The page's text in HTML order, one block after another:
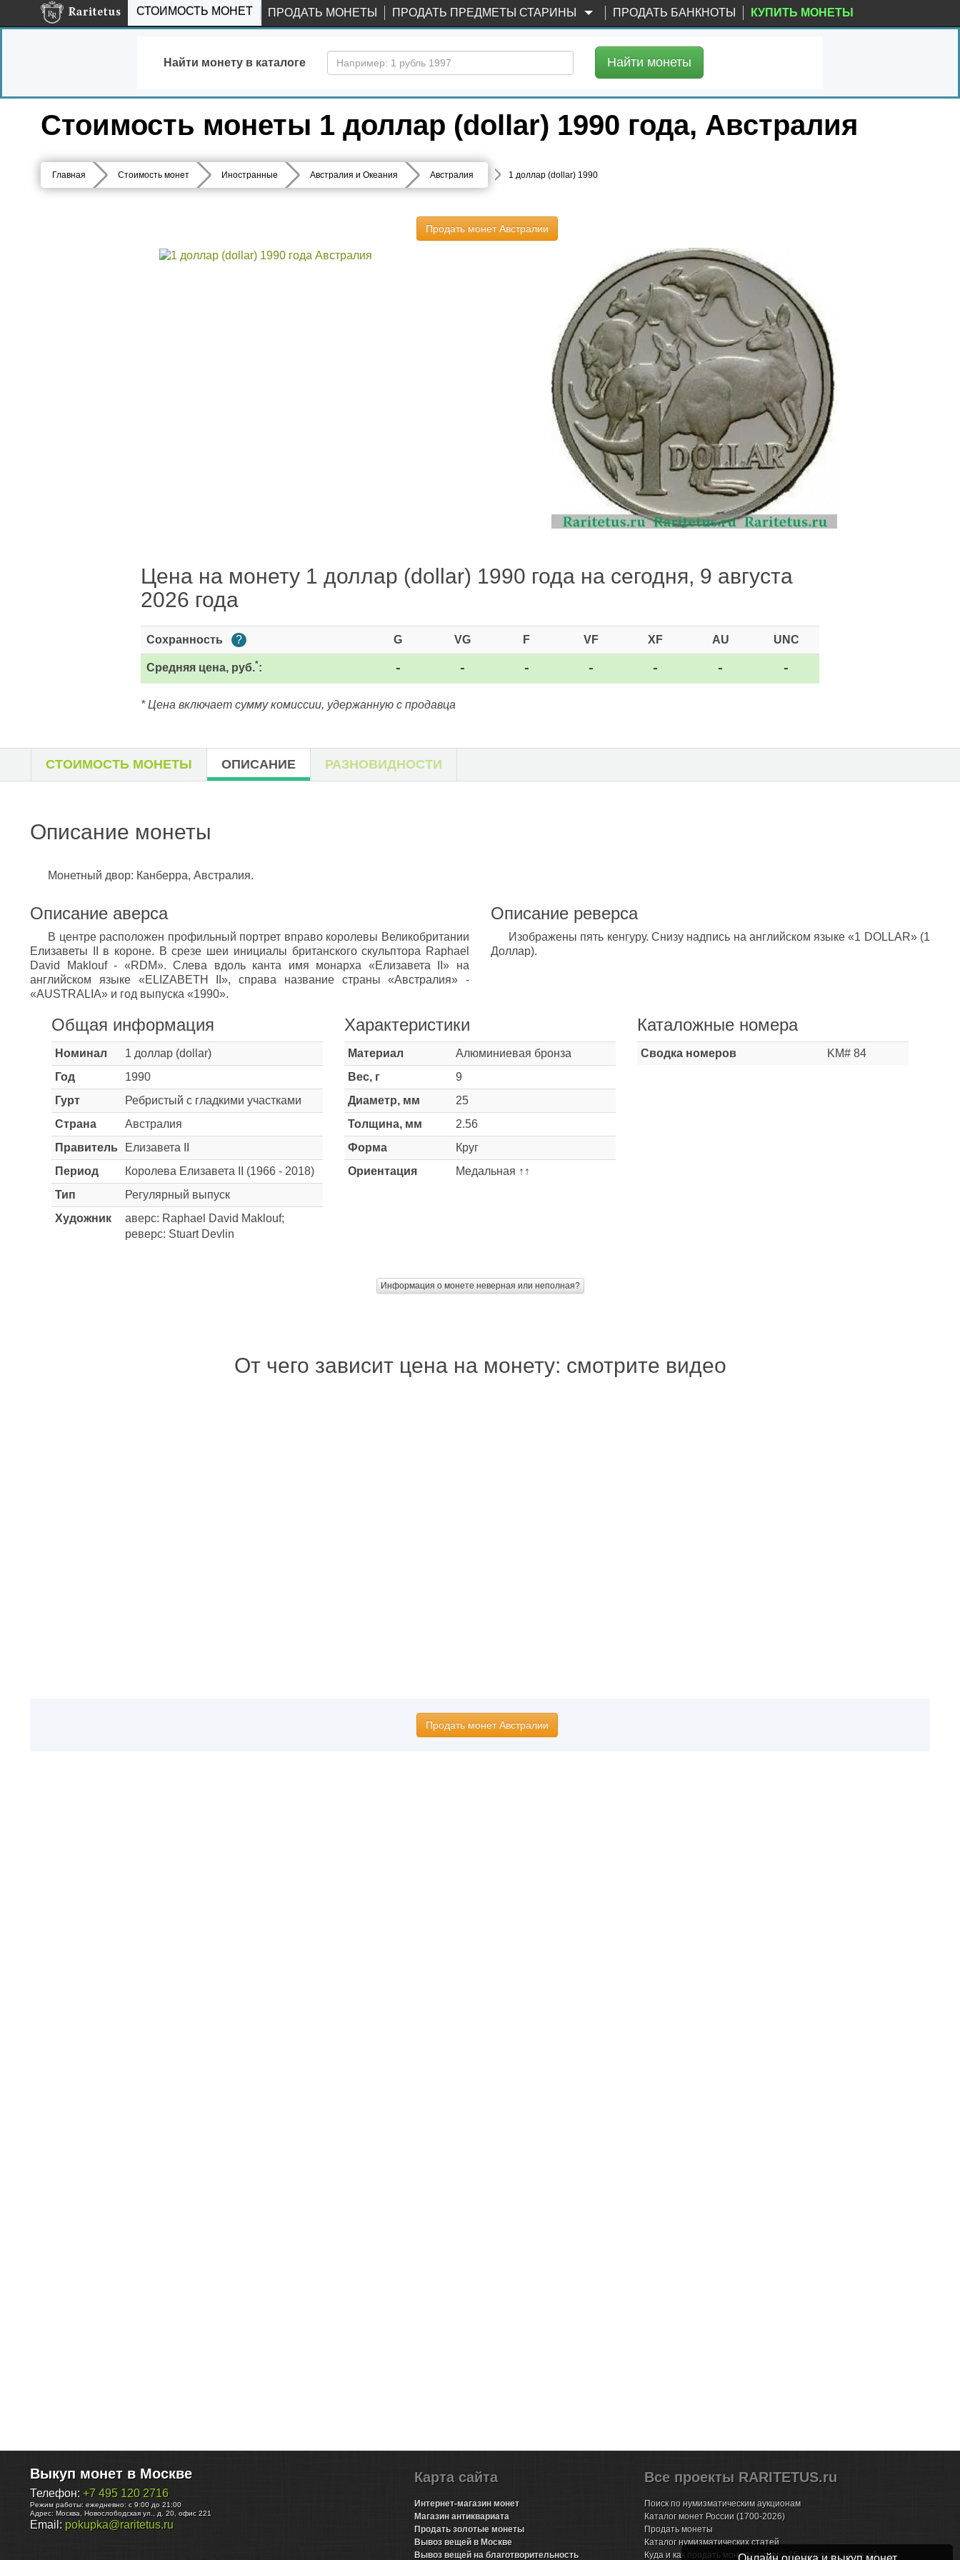
СТОИМОСТЬ МОНЕТ ПРОДАТЬ МОНЕТЫ ПРОДАТЬ ПРЕДМЕТЫ СТАРИНЫ ПРОДАТЬ БАНКНОТЫ КУПИТЬ МОНЕТЫ
Найти монету в каталоге Найти монеты
Стоимость монеты 1 доллар (dollar) 1990 года, Австралия
Главная Стоимость монет Иностранные Австралия и Океания Австралия 1 доллар (dollar) 1990
Продать монет Австралии
Цена на монету 1 доллар (dollar) 1990 года на сегодня, 9 августа
2026 года
Сохранность ? G VG F VF XF AU UNC
Средняя цена, руб.*: - - - - - - -
* Цена включает сумму комиссии, удержанную с продавца
СТОИМОСТЬ МОНЕТЫ ОПИСАНИЕ РАЗНОВИДНОСТИ
Описание монеты
Монетный двор: Канберра, Австралия.
Описание аверса
В центре расположен профильный портрет вправо королевы Великобритании
Елизаветы II в короне. В срезе шеи инициалы британского скульптора Raphael
David Maklouf - «RDM». Слева вдоль канта имя монарха «Елизавета II» на
английском языке «ELIZABETH II», справа название страны «Австралия» -
«AUSTRALIA» и год выпуска «1990».
Описание реверса
Изображены пять кенгуру. Снизу надпись на английском языке «1 DOLLAR» (1
Доллар).
Общая информация
Номинал
1 доллар (dollar)
Год
1990
Гурт
Ребристый с гладкими участками
Страна
Австралия
Правитель
Елизавета II
Период
Королева Елизавета II (1966 - 2018)
Тип
Регулярный выпуск
Художник
аверс: Raphael David Maklouf;
реверс: Stuart Devlin
Характеристики
Материал
Алюминиевая бронза
Вес, г
9
Диаметр, мм
25
Толщина, мм
2.56
Форма
Круг
Ориентация
Медальная ↑↑
Каталожные номера
Сводка номеров KM# 84
Информация о монете неверная или неполная?
От чего зависит цена на монету: смотрите видео
Продать монет Австралии
Выкуп монет в Москве
Телефон: +7 495 120 2716
Режим работы: ежедневно: с 9:00 до 21:00
Адрес: Москва Новослободская ул., д. 20, офис 221
Email: pokupka@raritetus.ru
Карта сайта
Интернет-магазин монет
Магазин антиквариата
Продать золотые монеты
Вывоз вещей в Москве
Вывоз вещей на благотворительность
Все проекты RARITETUS.ru
Поиск по нумизматическим аукционам
Каталог монет России (1700-2026)
Продать монеты
Каталог нумизматических статей
Куда и как продать монеты дорого: 15 подводных камней